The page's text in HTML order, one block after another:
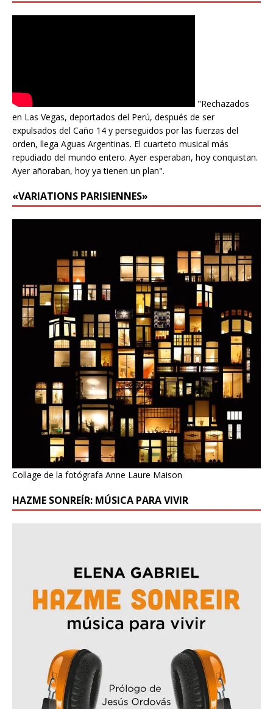
"Rechazados
en Las Vegas, deportados del Perú, después de ser
expulsados del Caño 14 y perseguidos por las fuerzas del
orden, llega Aguas Argentinas. El cuarteto musical más
repudiado del mundo entero. Ayer esperaban, hoy conquistan.
Ayer añoraban, hoy ya tienen un plan".
«VARIATIONS PARISIENNES»
Collage de la fotógrafa Anne Laure Maison
HAZME SONREÍR: MÚSICA PARA VIVIR